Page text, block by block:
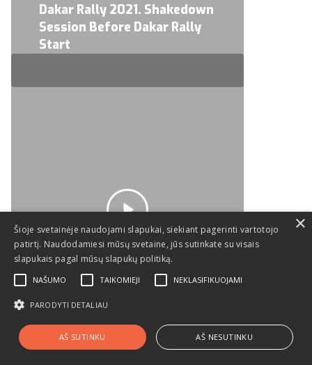
Dakar Rally 2021. Shakedown
Session Before Dakar Rally
Start
Dakar Ralis 2021 Vaizdo įrašai
Video
Dakar Rally 2021. Testing For
COVID-19 After Quarantine In
Riyadh
© 2026 Dakaras.
Šioje svetainėje naudojami slapukai, siekiant pagerinti vartotojo
patirtį. Naudodamiesi mūsų svetaine, jūs sutinkate su visais
slapukais pagal mūsų slapukų politiką.
NAŠUMO TAIKOMIEJI NEKLASIFIKUOJAMI
PARODYTI DETALIAU
AŠ SUTINKU AŠ NESUTINKU
×